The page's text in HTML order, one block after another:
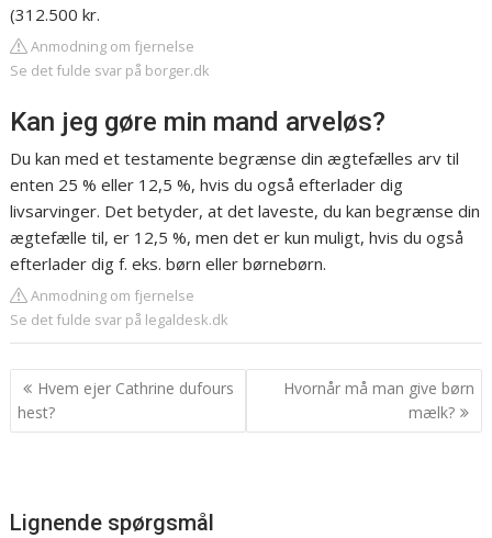
(312.500 kr.
Anmodning om fjernelse
Se det fulde svar på borger.dk
Kan jeg gøre min mand arveløs?
Du kan med et testamente begrænse din ægtefælles arv til
enten 25 % eller 12,5 %, hvis du også efterlader dig
livsarvinger. Det betyder, at det laveste, du kan begrænse din
ægtefælle til, er 12,5 %, men det er kun muligt, hvis du også
efterlader dig f. eks. børn eller børnebørn.
Anmodning om fjernelse
Se det fulde svar på legaldesk.dk
Indlægsnavigation
Hvem ejer Cathrine dufours
hest?
Hvornår må man give børn
mælk?
Lignende spørgsmål